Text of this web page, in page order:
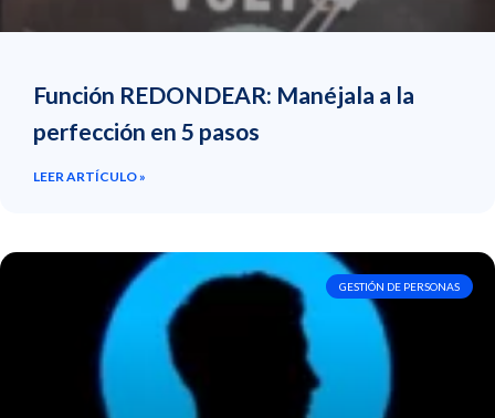
Función REDONDEAR: Manéjala a la
perfección en 5 pasos
LEER ARTÍCULO »
GESTIÓN DE PERSONAS